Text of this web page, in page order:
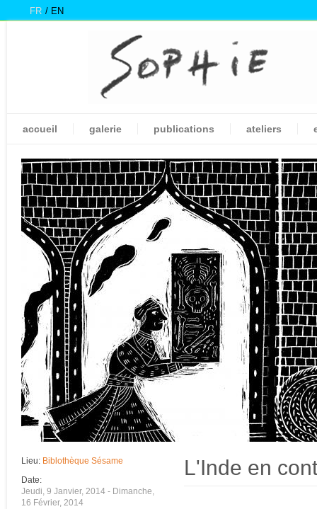
FR EN
accueil galerie publications ateliers
Lieu: Biblothèque Sésame
Date:
Jeudi, 9 Janvier, 2014 -
Dimanche,
16 Février, 2014
L'Inde en